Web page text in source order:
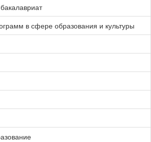
в сфере образования и культуры